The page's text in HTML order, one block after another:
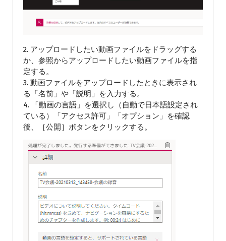
2. アップロードしたい動画ファイルをドラッグする
か、参照からアップロードしたい動画ファイルを指
定する。
3. 動画ファイルをアップロードしたときに表示され
る「名前」や「説明」を入力する。
4. 「動画の言語」を選択し（自動で日本語設定され
ている）「アクセス許可」「オプション」を確認
後、［公開］ボタンをクリックする。